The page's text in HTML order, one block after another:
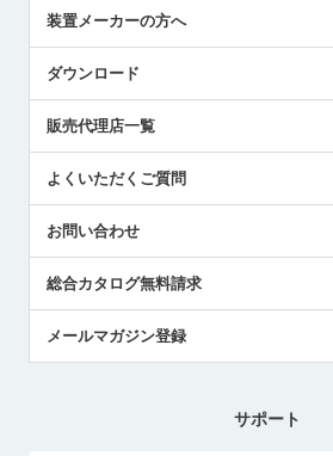
採用情報
国/地域/言語
エアマイクロセンサ製品
メトロールの技術
社員ブログ
中小企業のBCP地震対策
センサのテクニカルガイド
社長ブログ
装置メーカーの方へ
ダウンロード
販売代理店一覧
よくいただくご質問
お問い合わせ
総合カタログ無料請求
メールマガジン登録
サポート